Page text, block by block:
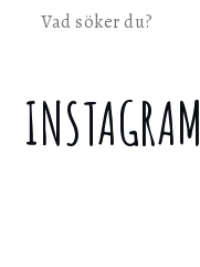
Sök
INSTAGRAM